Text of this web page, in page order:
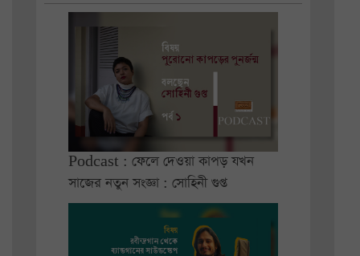
Podcast : ফেলে দেওয়া কাপড় যখন
সাজের নতুন সংজ্ঞা : সোহিনী গুপ্ত